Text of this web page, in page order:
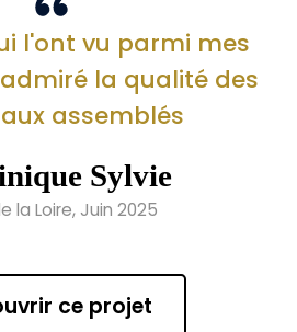
l'ont vu parmi mes
la qualité des
assemblés
Sylvie
la Loire, Juin 2025
ce projet